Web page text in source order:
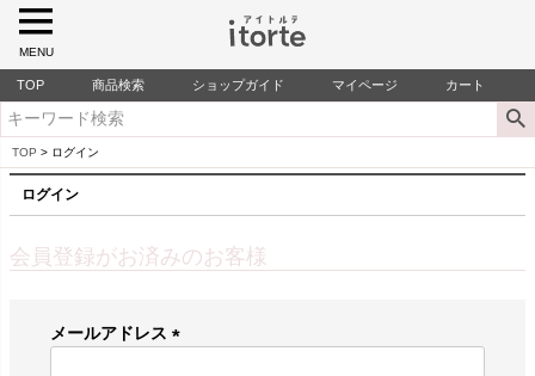
MENU
TOP 商品検索 ショップガイド マイページ カート
TOP ログイン
ログイン
会員登録がお済みのお客様
メールアドレス